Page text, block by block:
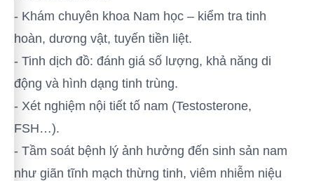
- Khám chuyên khoa Nam học – kiểm tra tinh
hoàn, dương vật, tuyến tiền liệt.
- Tinh dịch đồ: đánh giá số lượng, khả năng di
động và hình dạng tinh trùng.
- Xét nghiệm nội tiết tố nam (Testosterone,
FSH…).
- Tầm soát bệnh lý ảnh hưởng đến sinh sản nam
như giãn tĩnh mạch thừng tinh, viêm nhiễm niệu